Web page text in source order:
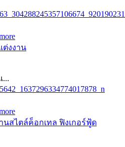
ต่งงาน
...
สไตล์ค็อกเทล ฟิงเกอร์ฟู้ด